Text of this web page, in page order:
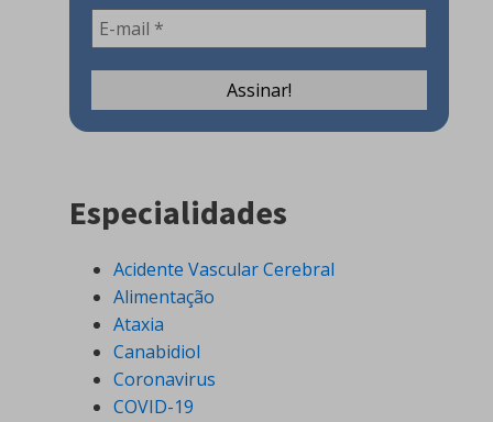
Especialidades
Acidente Vascular Cerebral
Alimentação
Ataxia
Canabidiol
Coronavirus
COVID-19